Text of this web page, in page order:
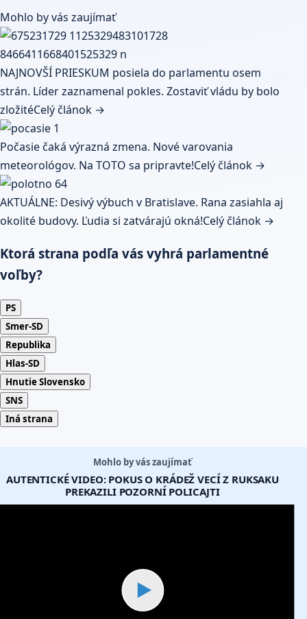
Mohlo by vás zaujímať
NAJNOVŠÍ PRIESKUM posiela do parlamentu osem
strán. Líder zaznamenal pokles. Zostaviť vládu by bolo
zložitéCelý článok →
Počasie čaká výrazná zmena. Nové varovania
meteorológov. Na TOTO sa pripravte!Celý článok →
AKTUÁLNE: Desivý výbuch v Bratislave. Rana zasiahla aj
okolité budovy. Ľudia si zatvárajú okná!Celý článok →
Ktorá strana podľa vás vyhrá parlamentné
voľby?
PS
Smer-SD
Republika
Hlas-SD
Hnutie Slovensko
SNS
Iná strana
Mohlo by vás zaujímať
AUTENTICKÉ VIDEO: POKUS O KRÁDEŽ VECÍ Z RUKSAKU
PREKAZILI POZORNÍ POLICAJTI
▶